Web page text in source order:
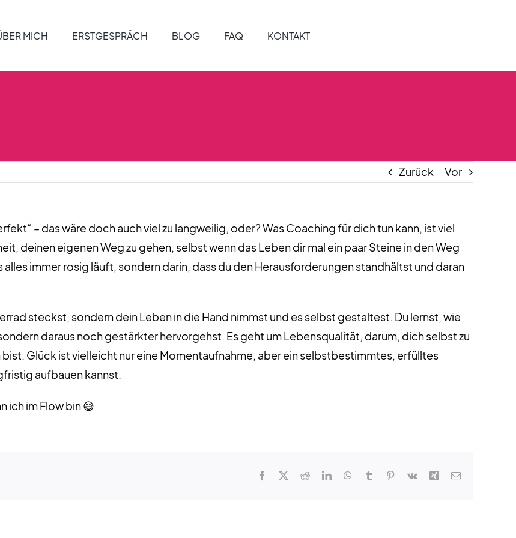
MICH ERSTGESPRÄCH BLOG FAQ KONTAKT
Zurück Vor
– das wäre doch auch viel zu langweilig, oder? Was Coaching für dich tun kann, ist viel
deinen eigenen Weg zu gehen, selbst wenn das Leben dir mal ein paar Steine in den Weg
immer rosig läuft, sondern darin, dass du den Herausforderungen standhältst und daran
steckst, sondern dein Leben in die Hand nimmst und es selbst gestaltest. Du lernst, wie
daraus noch gestärkter hervorgehst. Es geht um Lebensqualität, darum, dich selbst zu
Glück ist vielleicht nur eine Momentaufnahme, aber ein selbstbestimmtes, erfülltes
aufbauen kannst.
ich im Flow bin 😅.
Facebook RedditLinkedInWhatsApp
Tumblr Pinterest
Vk Xing E-